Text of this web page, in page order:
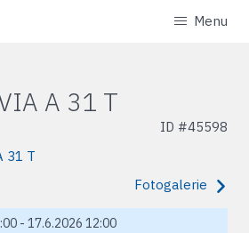
Menu
A 31 T
ID #45598
Fotogalerie
- 17.6.2026 12:00